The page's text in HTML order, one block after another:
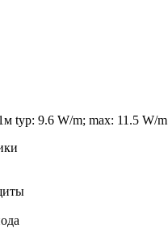
typ: 9.6 W/m; max: 11.5 W/m